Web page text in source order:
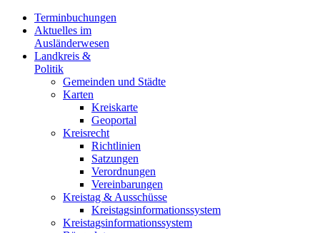
Terminbuchungen
Aktuelles im
Ausländerwesen
Landkreis &
Politik
Gemeinden und Städte
Karten
Kreiskarte
Geoportal
Kreisrecht
Richtlinien
Satzungen
Verordnungen
Vereinbarungen
Kreistag & Ausschüsse
Kreistagsinformationssystem
Kreistagsinformationssystem